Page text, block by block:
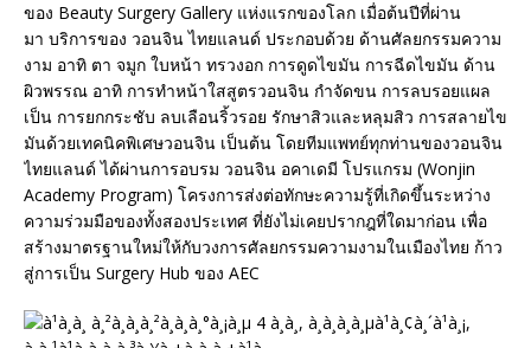
ของ Beauty Surgery Gallery แห่งแรกของโลก เมื่อต้นปีที่ผ่าน
มา บริการของ วอนจิน ไทยแลนด์ ประกอบด้วย ด้านศัลยกรรมความ
งาม อาทิ ตา จมูก ใบหน้า ทรวงอก การดูดไขมัน การฉีดไขมัน ด้าน
ผิวพรรณ อาทิ การทำหน้าใสสูตรวอนจิน กำจัดขน การลบรอยแผล
เป็น การยกกระชับ ลบเลือนริ้วรอย รักษาสิวและหลุมสิว การสลายไข
มันด้วยเทคนิคพิเศษวอนจิน เป็นต้น โดยทีมแพทย์ทุกท่านของวอนจิน
ไทยแลนด์ ได้ผ่านการอบรม วอนจิน อคาเดมี โปรแกรม (Wonjin
Academy Program) โครงการส่งต่อทักษะความรู้ที่เกิดขึ้นระหว่าง
ความร่วมมือของทั้งสองประเทศ ที่ยังไม่เคยปรากฎที่ใดมาก่อน เพื่อ
สร้างมาตรฐานใหม่ให้กับวงการศัลยกรรมความงามในเมืองไทย ก้าว
สู่การเป็น Surgery Hub ของ AEC